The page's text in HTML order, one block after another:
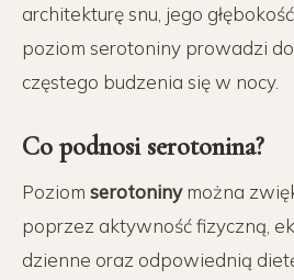
architekturę snu, jego
poziom serotoniny prowadzi
częstego budzenia się w nocy.
Co podnosi serotonina?
Poziom serotoninymożna
poprzez aktywność fizyczną,
dzienne oraz odpowiednią